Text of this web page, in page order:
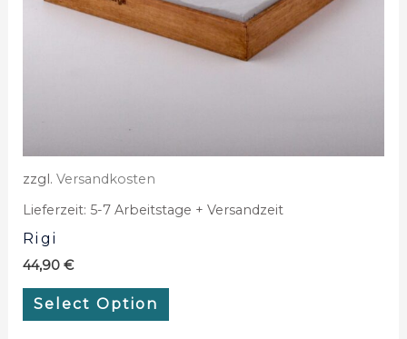
zzgl. Versandkosten
Lieferzeit: 5-7 Arbeitstage + Versandzeit
Rigi
44,90 €
Select Option